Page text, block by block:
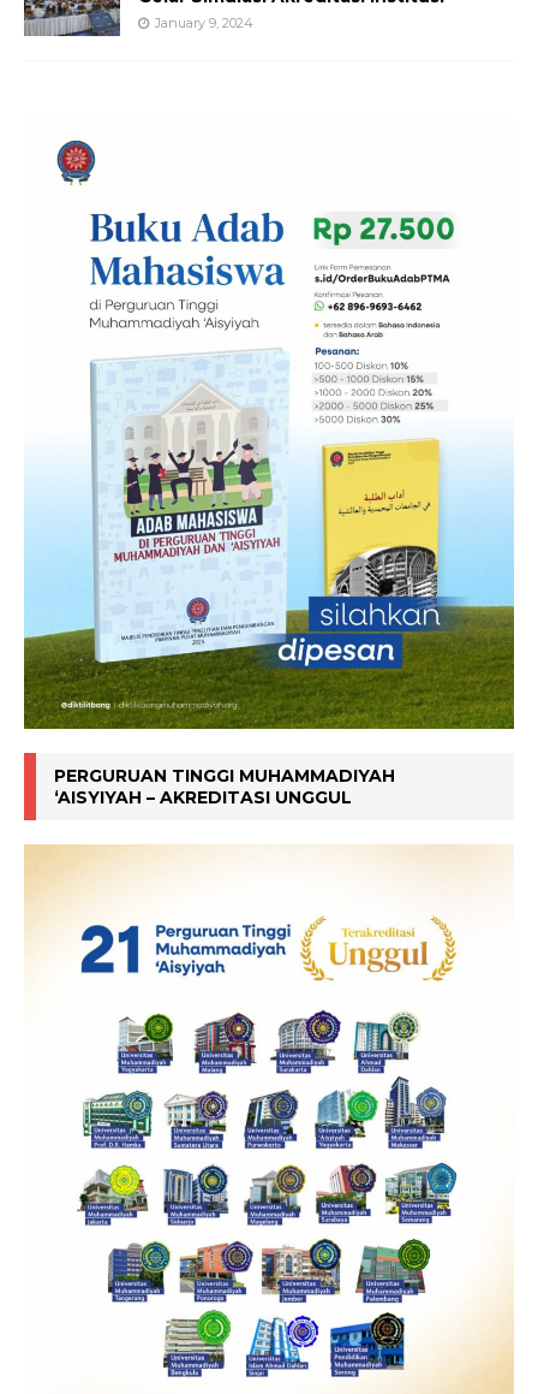
January 9, 2024
PERGURUAN TINGGI MUHAMMADIYAH
‘AISYIYAH – AKREDITASI UNGGUL